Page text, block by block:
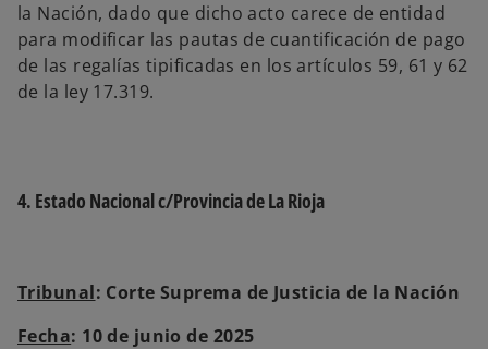
la Nación, dado que dicho acto carece de entidad
para modificar las pautas de cuantificación de pago
de las regalías tipificadas en los artículos 59, 61 y 62
de la ley 17.319.
4. Estado Nacional c/Provincia de La Rioja
Tribunal: Corte Suprema de Justicia de la Nación
Fecha: 10 de junio de 2025